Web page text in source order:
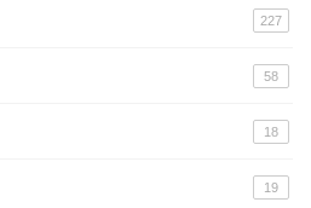
227
58
18
19